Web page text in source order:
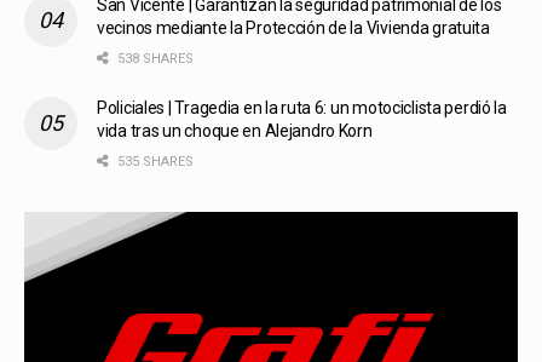
San Vicente | Garantizan la seguridad patrimonial de los
vecinos mediante la Protección de la Vivienda gratuita
538 SHARES
Policiales | Tragedia en la ruta 6: un motociclista perdió la
vida tras un choque en Alejandro Korn
535 SHARES